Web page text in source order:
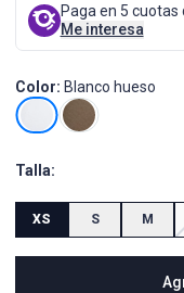
Paga en 5 cuotas
Me interesa
Color: Blanco hueso
Talla:
XS S M